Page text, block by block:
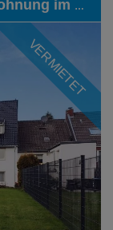
BEREITS VERMIETET | Single-Wohnung im Erdgeschoss, in begehrter Lage von Eschweiler-Dürwiß
VERMIETET